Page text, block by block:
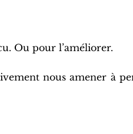
Ou pour l’améliorer.
nous amener à